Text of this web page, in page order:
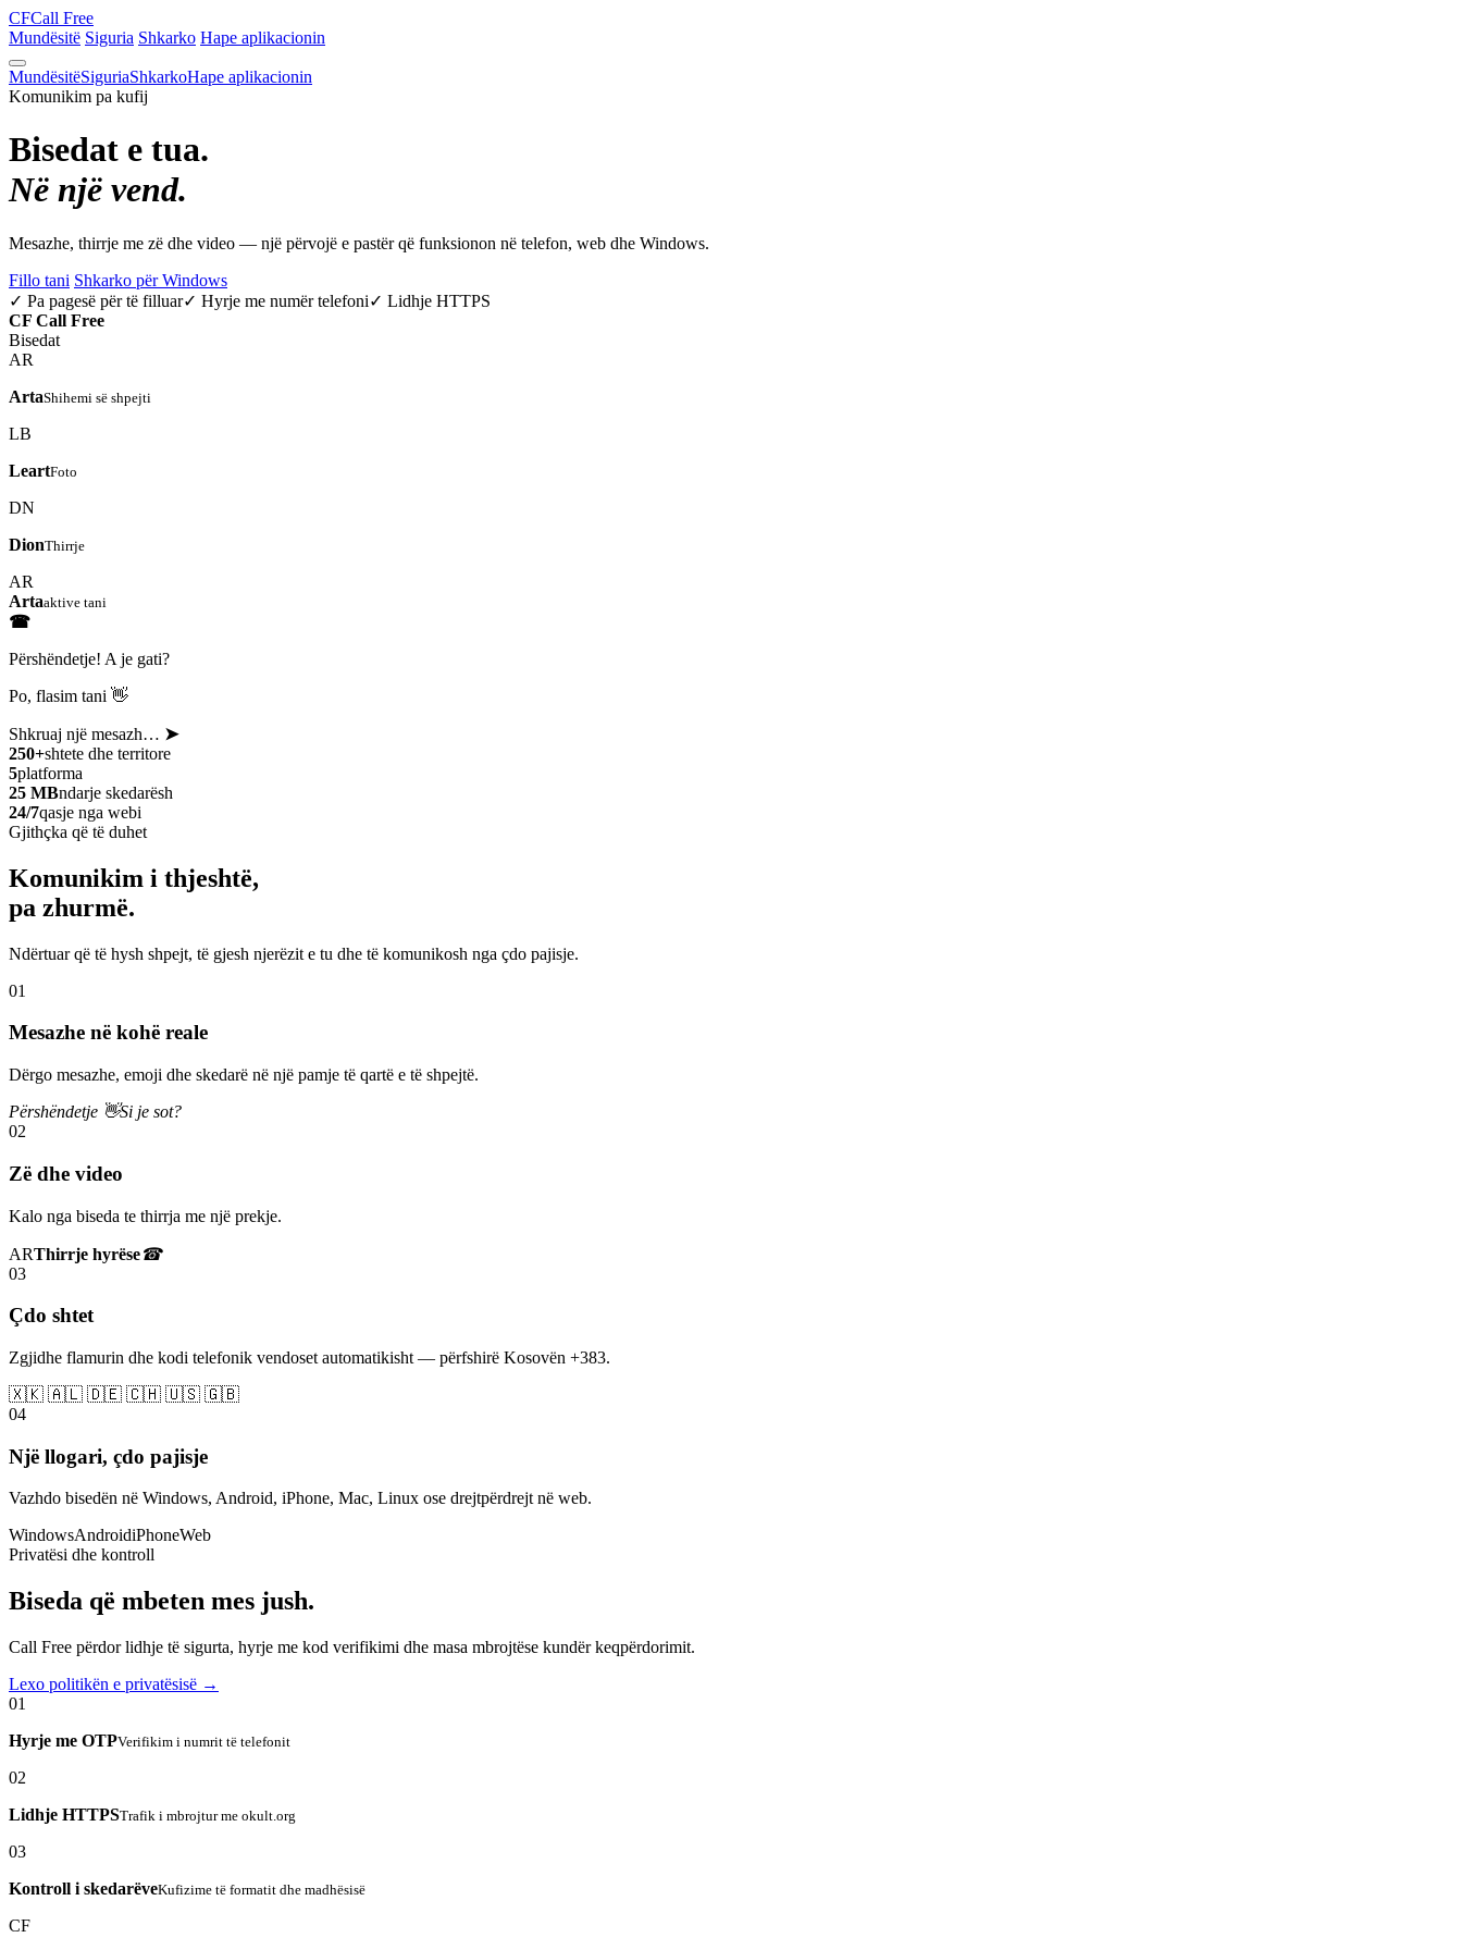
CFCall Free
Mundësitë Siguria Shkarko Hape aplikacionin
MundësitëSiguriaShkarkoHape aplikacionin
Komunikim pa kufij
Bisedat e tua.
Në një vend.
Mesazhe, thirrje me zë dhe video — një përvojë e pastër që funksionon në telefon, web dhe Windows.
Fillo tani Shkarko për Windows
✓ Pa pagesë për të filluar✓ Hyrje me numër telefoni✓ Lidhje HTTPS
CF Call Free
Bisedat
AR
ArtaShihemi së shpejti
LB
LeartFoto
DN
DionThirrje
AR
Artaaktive tani
☎
Përshëndetje! A je gati?
Po, flasim tani 👋
Shkruaj një mesazh… ➤
250+shtete dhe territore
5platforma
25 MBndarje skedarësh
24/7qasje nga webi
Gjithçka që të duhet
Komunikim i thjeshtë,
pa zhurmë.
Ndërtuar që të hysh shpejt, të gjesh njerëzit e tu dhe të komunikosh nga çdo pajisje.
01
Mesazhe në kohë reale
Dërgo mesazhe, emoji dhe skedarë në një pamje të qartë e të shpejtë.
Përshëndetje 👋Si je sot?
02
Zë dhe video
Kalo nga biseda te thirrja me një prekje.
ARThirrje hyrëse☎
03
Çdo shtet
Zgjidhe flamurin dhe kodi telefonik vendoset automatikisht — përfshirë Kosovën +383.
🇽🇰 🇦🇱 🇩🇪 🇨🇭 🇺🇸 🇬🇧
04
Një llogari, çdo pajisje
Vazhdo bisedën në Windows, Android, iPhone, Mac, Linux ose drejtpërdrejt në web.
WindowsAndroidiPhoneWeb
Privatësi dhe kontroll
Biseda që mbeten mes jush.
Call Free përdor lidhje të sigurta, hyrje me kod verifikimi dhe masa mbrojtëse kundër keqpërdorimit.
Lexo politikën e privatësisë →
01
Hyrje me OTPVerifikim i numrit të telefonit
02
Lidhje HTTPSTrafik i mbrojtur me okult.org
03
Kontroll i skedarëveKufizime të formatit dhe madhësisë
CF